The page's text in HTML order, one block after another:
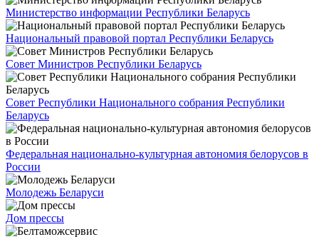
Министерство информации Республики Беларусь
Национальный правовой портал Республики Беларусь
Совет Министров Республики Беларусь
Совет Республики Национального собрания Республики
Беларусь
Федеральная национально-культурная автономия белорусов в
России
Молодежь Беларуси
Дом прессы